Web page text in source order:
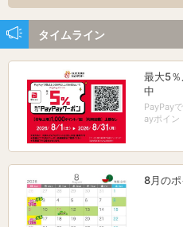
タイムライン
最大5
中
PayPay
ayポイン
8月の